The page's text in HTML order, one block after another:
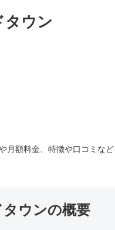
タウン
月額料金、特徴や口コミな
ウンの概要